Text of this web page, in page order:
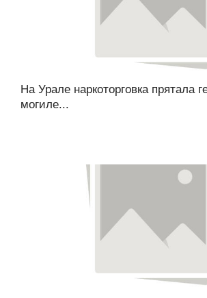
На Урале наркоторговка прятала
могиле...